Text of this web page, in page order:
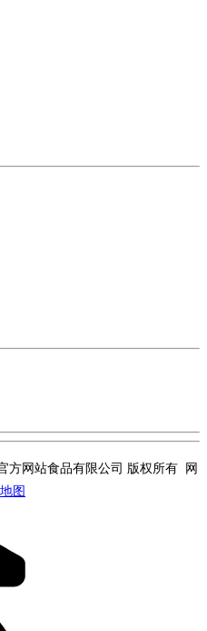
方网站食品有限公司 版权所有 网
图